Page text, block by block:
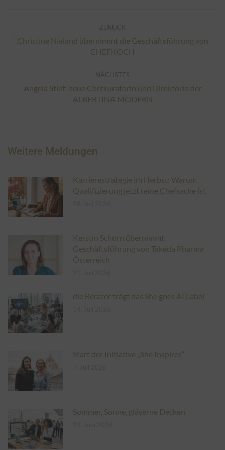
ZURÜCK
Vorheriger
Beitrag:
Christine Nieland übernimmt die Geschäftsführung von
CHEFKOCH
NÄCHSTES
Nächster
Beitrag:
Angela Stief: neue Chefkuratorin und Direktorin der
ALBERTINA MODERN
Weitere Meldungen
Karrierestrategie im Herbst: Warum
Qualifizierung jetzt reine Chefsache ist
Kerstin Schorn übernimmt
Geschäftsführung von Takeda Pharma
Österreich
die Berater trägt das She goes AI Label
Start der Initiative „She Inspires“
Sommer, Sonne, gläserne Decken